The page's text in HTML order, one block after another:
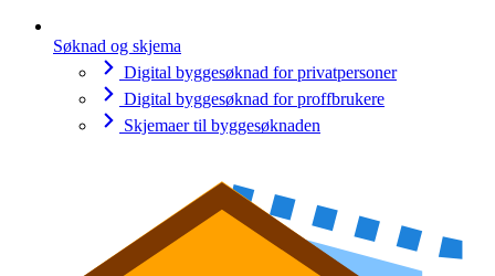
Søknad og skjema
Digital byggesøknad for privatpersoner
Digital byggesøknad for proffbrukere
Skjemaer til byggesøknaden